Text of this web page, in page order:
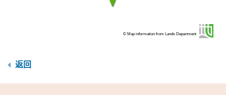
© Map information from Lands Department
返回